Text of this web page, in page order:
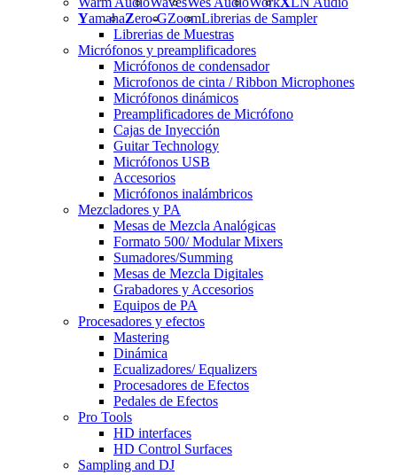
YamahaZero-GZoomLibrerias de Sampler
Librerias de Muestras
Micrófonos y preamplificadores
Micrófonos de condensador
Microfonos de cinta / Ribbon Microphones
Micrófonos dinámicos
Preamplificadores de Micrófono
Cajas de Inyección
Guitar Technology
Micrófonos USB
Accesorios
Micrófonos inalámbricos
Mezcladores y PA
Mesas de Mezcla Analógicas
Formato 500/ Modular Mixers
Sumadores/Summing
Mesas de Mezcla Digitales
Grabadores y Accesorios
Equipos de PA
Procesadores y efectos
Mastering
Dinámica
Ecualizadores/ Equalizers
Procesadores de Efectos
Pedales de Efectos
Pro Tools
HD interfaces
HD Control Surfaces
Sampling and DJ